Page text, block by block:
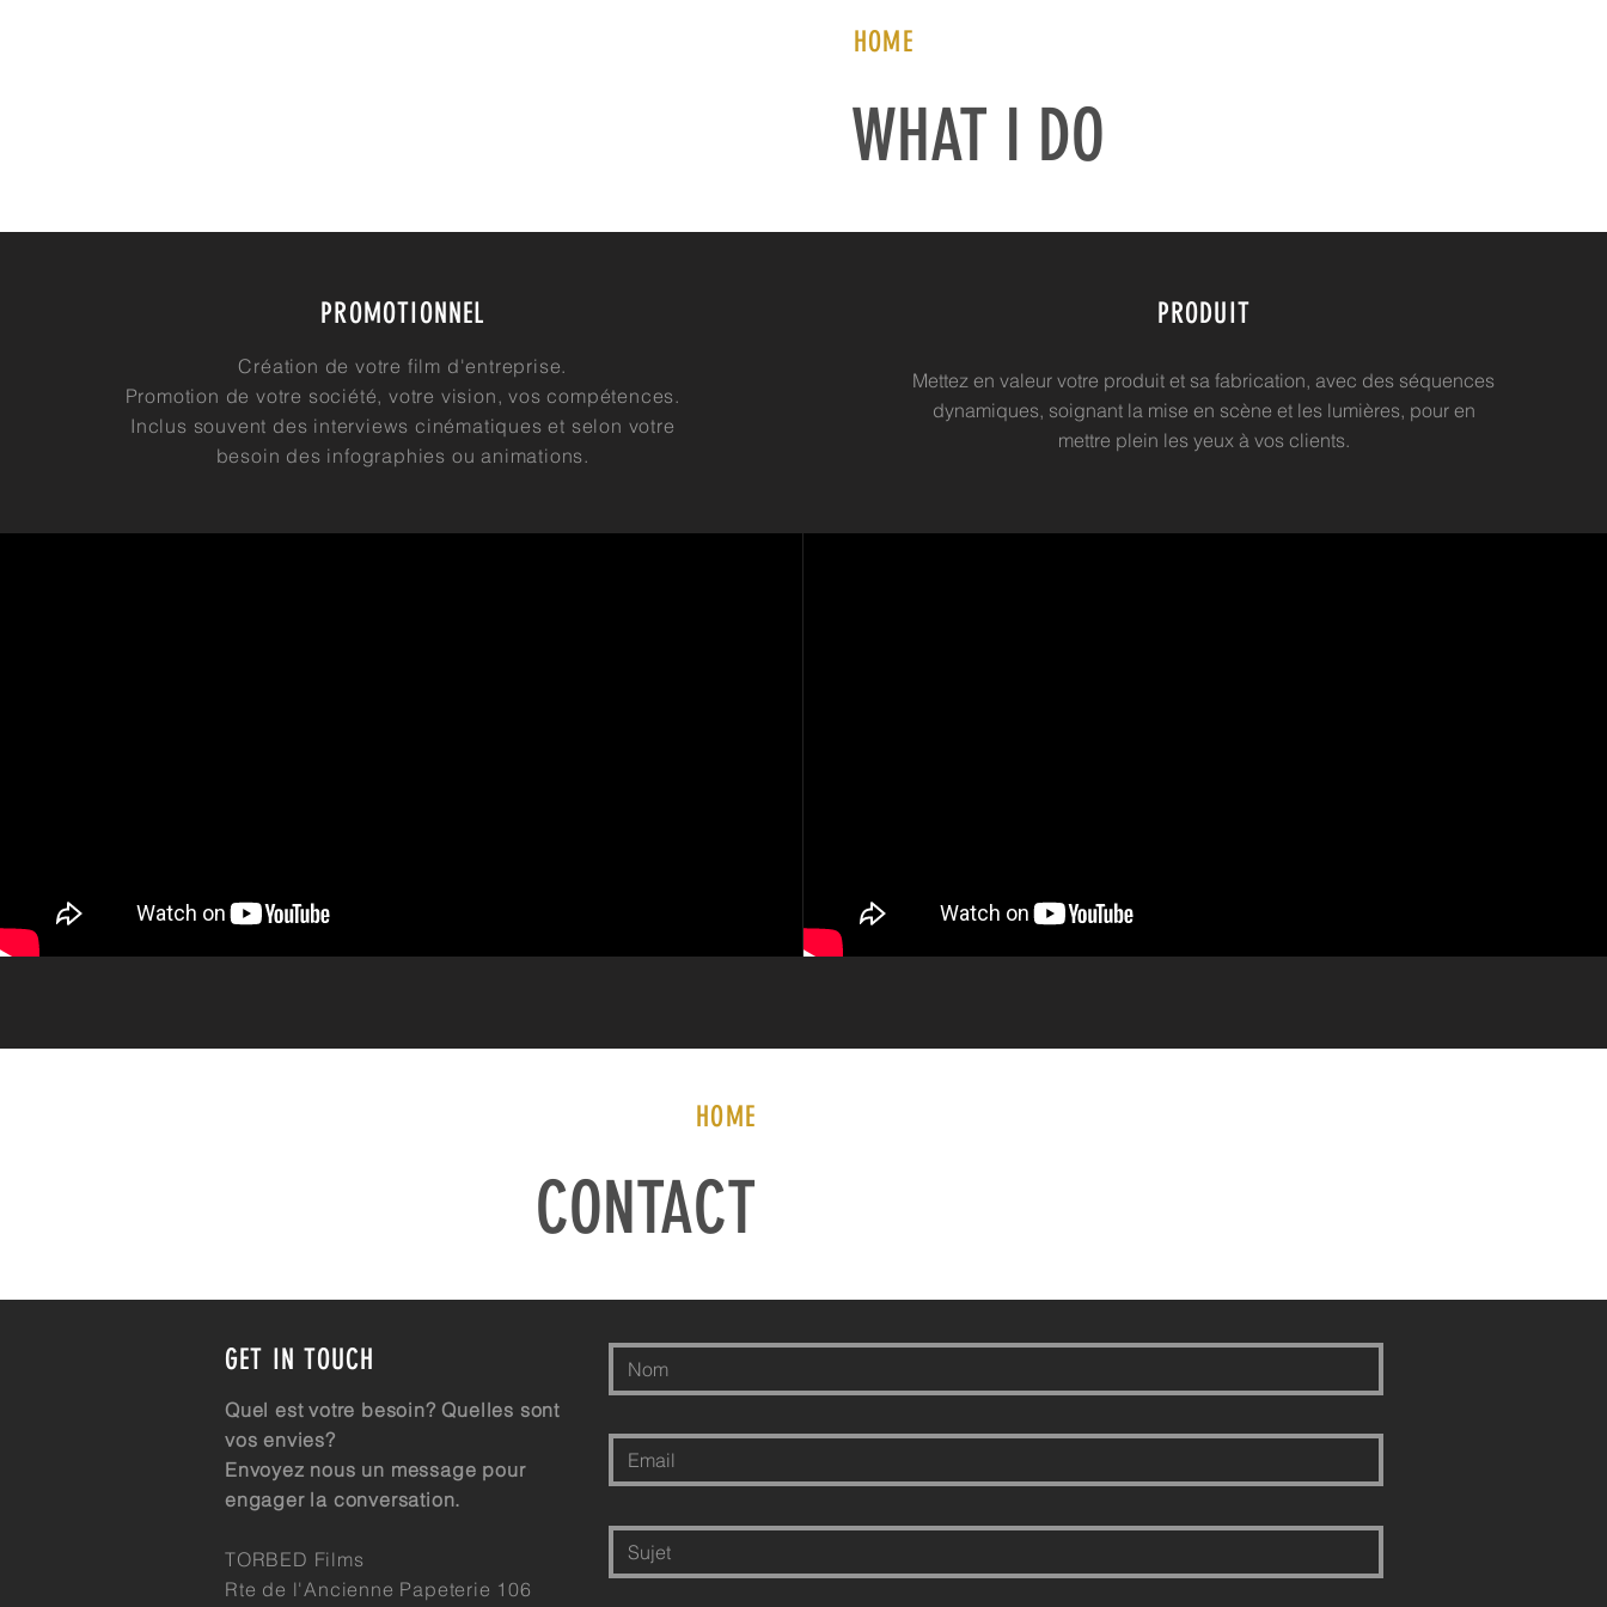
HOME
WHAT I DO
PROMOTIONNEL
Création de votre film d'entreprise.
Promotion de votre société, votre vision, vos compétences.
Inclus souvent des interviews cinématiques et selon votre
besoin des infographies ou animations.
PRODUIT
Mettez en valeur votre produit et sa fabrication, avec des séquences
dynamiques, soignant la mise en scène et les lumières, pour en
mettre plein les yeux à vos clients.
HOME
CONTACT
GET IN TOUCH
Quel est votre besoin? Quelles sont
vos envies?
Envoyez nous un message pour
engager la conversation.
TORBED Films
Rte de l'Ancienne Papeterie 106